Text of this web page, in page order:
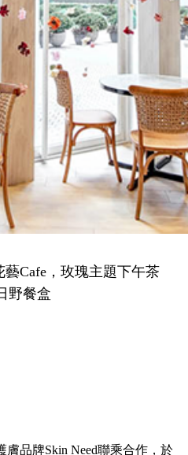
藝Cafe，玫瑰主題下午茶
野餐盒
膚品牌Skin Need聯乘合作，於